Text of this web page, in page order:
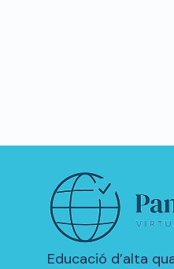
Educació d’alta